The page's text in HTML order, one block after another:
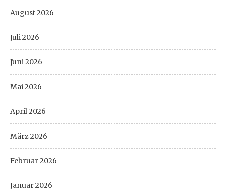
August 2026
Juli 2026
Juni 2026
Mai 2026
April 2026
März 2026
Februar 2026
Januar 2026